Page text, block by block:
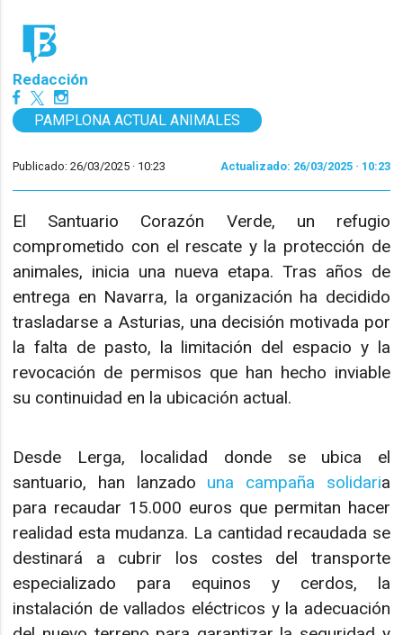
Redacción
PAMPLONA ACTUAL ANIMALES
Publicado: 26/03/2025 · 10:23 Actualizado: 26/03/2025 · 10:23
El Santuario Corazón Verde, un refugio
comprometido con el rescate y la protección de
animales, inicia una nueva etapa. Tras años de
entrega en Navarra, la organización ha decidido
trasladarse a Asturias, una decisión motivada por
la falta de pasto, la limitación del espacio y la
revocación de permisos que han hecho inviable
su continuidad en la ubicación actual.
Desde Lerga, localidad donde se ubica el
santuario, han lanzado una campaña solidaria
para recaudar 15.000 euros que permitan hacer
realidad esta mudanza. La cantidad recaudada se
destinará a cubrir los costes del transporte
especializado para equinos y cerdos, la
instalación de vallados eléctricos y la adecuación